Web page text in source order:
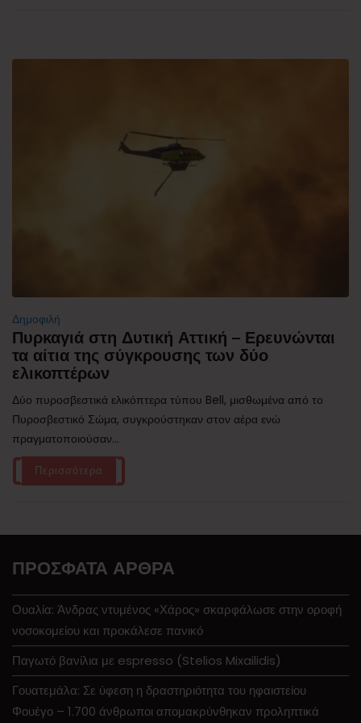
Δημοφιλή
Πυρκαγιά στη Δυτική Αττική – Ερευνώνται
τα αίτια της σύγκρουσης των δύο
ελικοπτέρων
Δύο πυροσβεστικά ελικόπτερα τύπου Bell, μισθωμένα από το
Πυροσβεστικό Σώμα, συγκρούστηκαν στον αέρα ενώ
πραγματοποιούσαν...
Περισσότερα
ΠΡΌΣΦΑΤΑ ΆΡΘΡΑ
Ουαλία: Άνδρας ντυμένος «Χάρος» σκαρφάλωσε στην οροφή
νοσοκομείου και προκάλεσε πανικό
Παγωτό βανίλια με espresso (Stelios Mixailidis)
Γουατεμάλα: Σε ύφεση η δραστηριότητα του ηφαιστείου
Φουέγο – 1.700 άνθρωποι απομακρύνθηκαν προληπτικά